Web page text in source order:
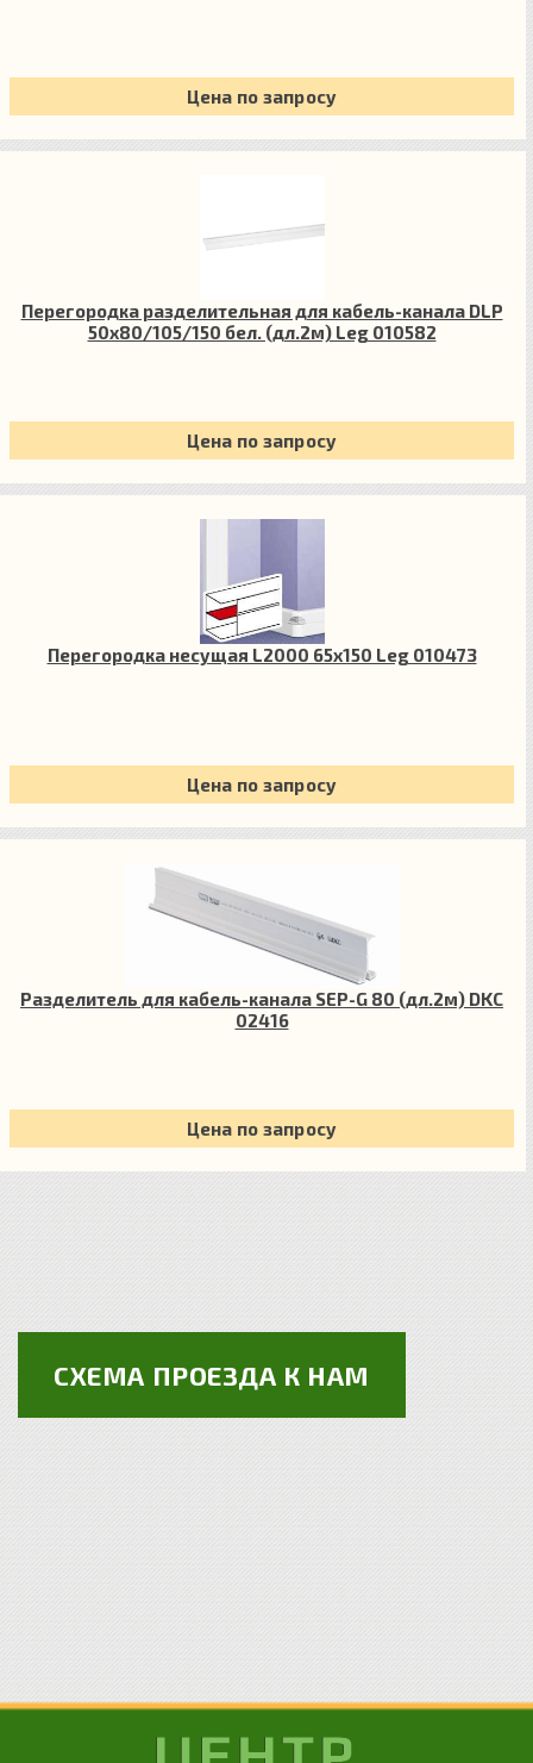
Цена по запросу
Перегородка разделительная для кабель-канала DLP
50х80/105/150 бел. (дл.2м) Leg 010582
Цена по запросу
Перегородка несущая L2000 65х150 Leg 010473
Цена по запросу
Разделитель для кабель-канала SEP-G 80 (дл.2м) DKC
02416
Цена по запросу
СХЕМА ПРОЕЗДА К НАМ